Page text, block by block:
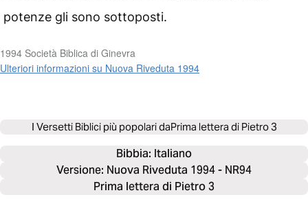
potenze gli sono sottoposti.
1994 Società Biblica di Ginevra
Ulteriori informazioni su Nuova Riveduta 1994
I Versetti Biblici più popolari daPrima lettera di Pietro 3
Bibbia: Italiano
Versione: Nuova Riveduta 1994 - NR94
Prima lettera di Pietro 3